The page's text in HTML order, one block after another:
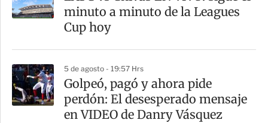
minuto a minuto de la Leagues
Cup hoy
5 de agosto - 19:57 Hrs
Golpeó, pagó y ahora pide
perdón: El desesperado mensaje
en VIDEO de Danry Vásquez